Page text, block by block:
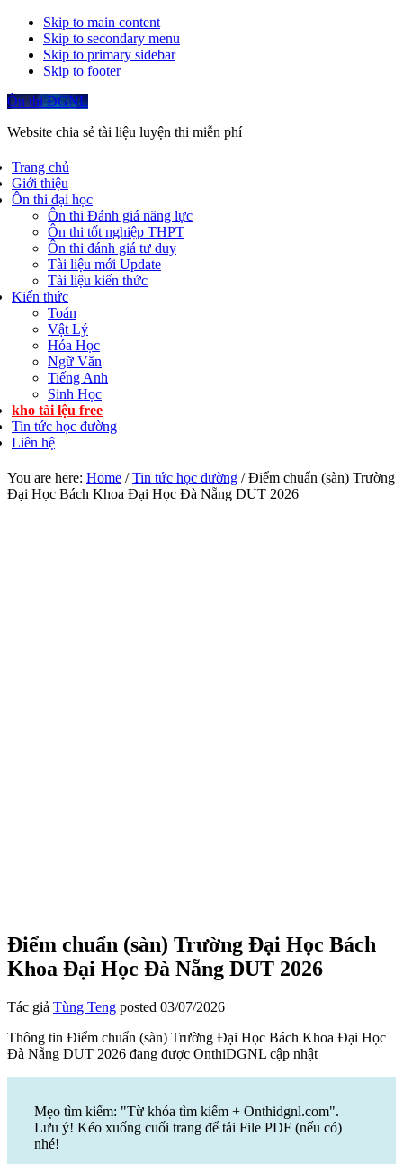
Skip to main content
Skip to secondary menu
Skip to primary sidebar
Skip to footer
Ôn thi ĐGNL
Website chia sẻ tài liệu luyện thi miễn phí
Trang chủ
Giới thiệu
Ôn thi đại học
Ôn thi Đánh giá năng lực
Ôn thi tốt nghiệp THPT
Ôn thi đánh giá tư duy
Tài liệu mới Update
Tài liệu kiến thức
Kiến thức
Toán
Vật Lý
Hóa Học
Ngữ Văn
Tiếng Anh
Sinh Học
kho tài lệu free
Tin tức học đường
Liên hệ
You are here: Home / Tin tức học đường /Điểm chuẩn (sàn) Trường
Đại Học Bách Khoa Đại Học Đà Nẵng DUT 2026
Điểm chuẩn (sàn) Trường Đại Học Bách
Khoa Đại Học Đà Nẵng DUT 2026
Tác giả Tùng Teng posted 03/07/2026
Thông tin Điểm chuẩn (sàn) Trường Đại Học Bách Khoa Đại Học
Đà Nẵng DUT 2026 đang được OnthiDGNL cập nhật
Mẹo tìm kiếm: "Từ khóa tìm kiếm + Onthidgnl.com".
Lưu ý! Kéo xuống cuối trang để tải File PDF (nếu có)
nhé!